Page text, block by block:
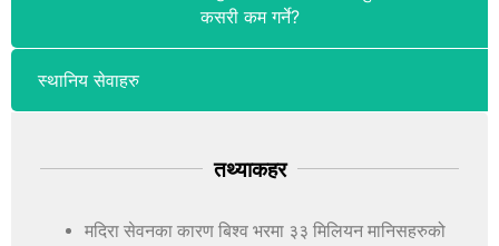
कसरी कम गर्ने?
स्थानिय सेवाहरु
तथ्याकहर
मदिरा सेवनका कारण बिश्व भरमा ३३ मिलियन मानिसहरुको